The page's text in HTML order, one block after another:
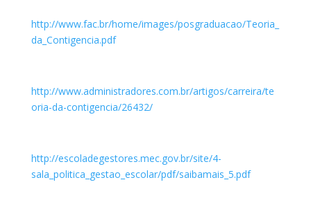
http://www.fac.br/home/images/posgraduacao/Teoria_
da_Contigencia.pdf
http://www.administradores.com.br/artigos/carreira/te
oria-da-contigencia/26432/
http://escoladegestores.mec.gov.br/site/4-
sala_politica_gestao_escolar/pdf/saibamais_5.pdf